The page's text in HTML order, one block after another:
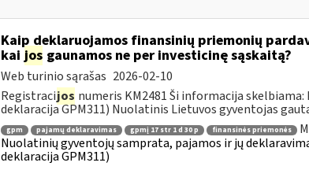
Kaip deklaruojamos finansinių priemonių
kai jos gaunamos ne per investicinę sąskaitą?
Web turinio sąrašas 2026-02-10
Registracijos numeris KM2481 Ši informacija
deklaracija GPM311) Nuolatinis Lietuvos gyventojas
gpm pajamų deklaravimas gpmį 17 str 1 d 30 p finansinės priemonės
Nuolatinių gyventojų samprata, pajamos ir jų
deklaracija GPM311)